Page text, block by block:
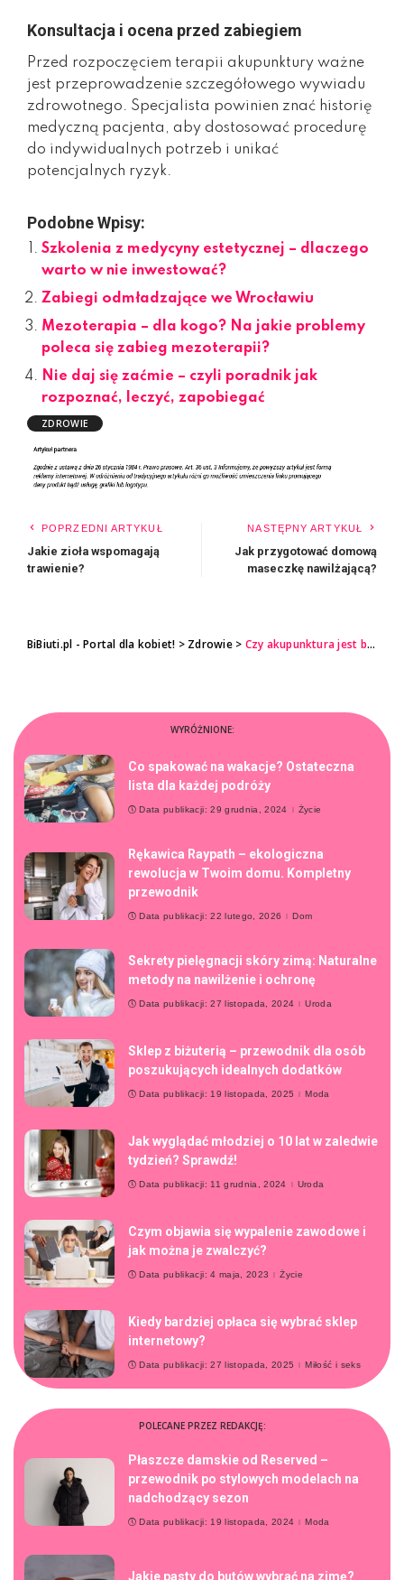
Konsultacja i ocena przed zabiegiem
Przed rozpoczęciem terapii akupunktury ważne
jest przeprowadzenie szczegółowego wywiadu
zdrowotnego. Specjalista powinien znać historię
medyczną pacjenta, aby dostosować procedurę
do indywidualnych potrzeb i unikać
potencjalnych ryzyk.
Podobne Wpisy:
Szkolenia z medycyny estetycznej – dlaczego
warto w nie inwestować?
Zabiegi odmładzające we Wrocławiu
Mezoterapia – dla kogo? Na jakie problemy
poleca się zabieg mezoterapii?
Nie daj się zaćmie – czyli poradnik jak
rozpoznać, leczyć, zapobiegać
ZDROWIE
POPRZEDNI ARTYKUŁ
Jakie zioła wspomagają
trawienie?
NASTĘPNY ARTYKUŁ
Jak przygotować domową
maseczkę nawilżającą?
BiBiuti.pl - Portal dla kobiet! > Zdrowie> Czy akupunktura jest bezpieczna?
WYRÓŻNIONE:
Co spakować na wakacje? Ostateczna
lista dla każdej podróży
Data publikacji: 29 grudnia, 2024 Życie
Rękawica Raypath – ekologiczna
rewolucja w Twoim domu. Kompletny
przewodnik
Data publikacji: 22 lutego, 2026 Dom
Sekrety pielęgnacji skóry zimą: Naturalne
metody na nawilżenie i ochronę
Data publikacji: 27 listopada, 2024 Uroda
Sklep z biżuterią – przewodnik dla osób
poszukujących idealnych dodatków
Data publikacji: 19 listopada, 2025 Moda
Jak wyglądać młodziej o 10 lat w zaledwie
tydzień? Sprawdź!
Data publikacji: 11 grudnia, 2024 Uroda
Czym objawia się wypalenie zawodowe i
jak można je zwalczyć?
Data publikacji: 4 maja, 2023 Życie
Kiedy bardziej opłaca się wybrać sklep
internetowy?
Data publikacji: 27 listopada, 2025 Miłość i seks
POLECANE PRZEZ REDAKCJĘ:
Płaszcze damskie od Reserved –
przewodnik po stylowych modelach na
nadchodzący sezon
Data publikacji: 19 listopada, 2024 Moda
Jakie pasty do butów wybrać na zimę?